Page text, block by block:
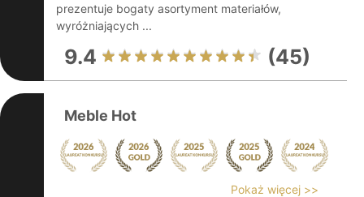
prezentuje bogaty asortyment materiałów,
wyróżniających ...
9.4 (45)
Meble Hot
Pokaż więcej >>